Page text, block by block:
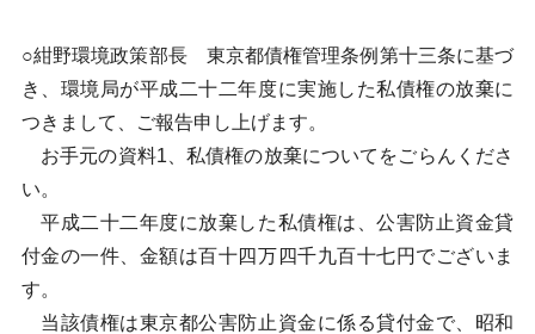
○紺野環境政策部長 東京都債権管理条例第十三条に基づ
き、環境局が平成二十二年度に実施した私債権の放棄に
つきまして、ご報告申し上げます。
お手元の資料1、私債権の放棄についてをごらんくださ
い。
平成二十二年度に放棄した私債権は、公害防止資金貸
付金の一件、金額は百十四万四千九百十七円でございま
す。
当該債権は東京都公害防止資金に係る貸付金で、昭和